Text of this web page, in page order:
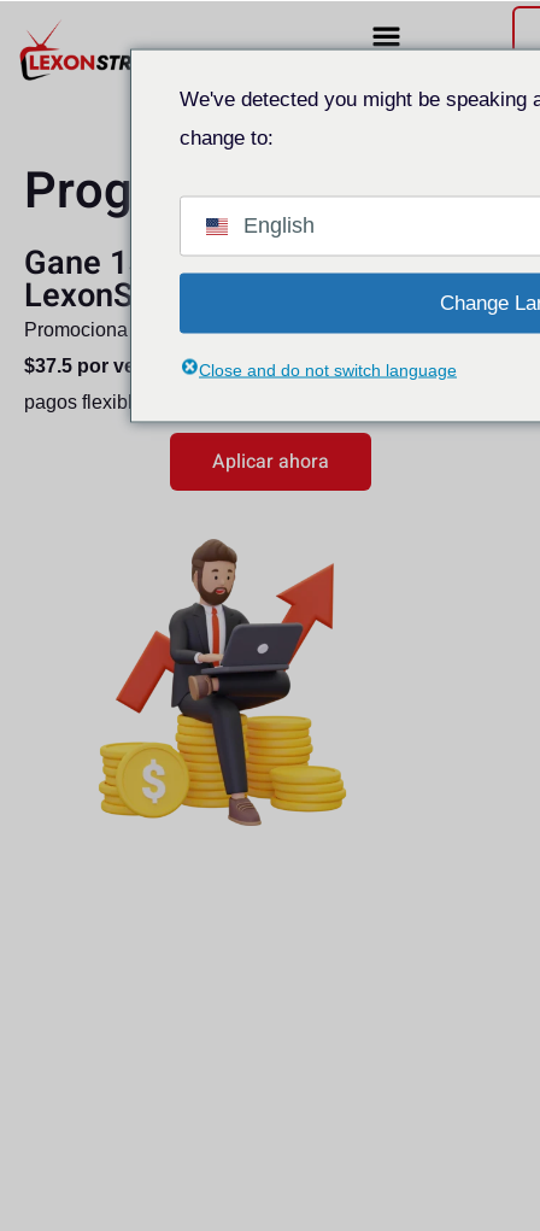
Programa de afiliados
Gane 15% de comisión con
LexonStream
Promociona un servicio de IPTV premium y gana hasta
$37.5 por venta
. Gratis para unirse, fácil de administrar y
pagos flexibles.
Aplicar ahora
We've detected you might be speaking
change to:
English
Change
Close and do not switch language